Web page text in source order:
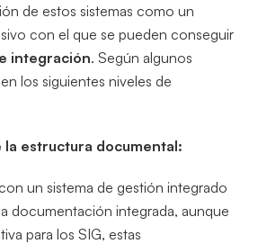
de estos sistemas como un
con el que se pueden conseguir
integración. Según algunos
los siguientes niveles de
estructura documental:
un sistema de gestión integrado
documentación integrada, aunque
para los SIG, estas